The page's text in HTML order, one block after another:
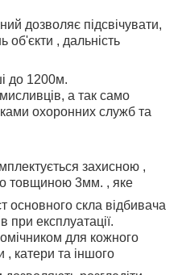
дозволяє підсвічувати,
об'єкти , дальність
до 1200м.
а так само
охоронних служб та
захисною ,
товщиною 3мм. , яке
основного скла відбивача
при експлуатації.
для кожного
, катери та іншого